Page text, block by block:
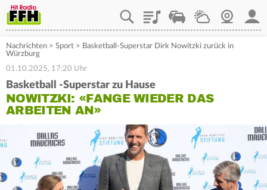
PlaylistStaupilotWetterWebcam
Nachrichten > Sport > Basketball-Superstar Dirk Nowitzki zurück in
Würzburg
01.10.2025, 17:20 Uhr
Basketball -Superstar zu Hause
NOWITZKI: «FANGE WIEDER DAS
ARBEITEN AN»